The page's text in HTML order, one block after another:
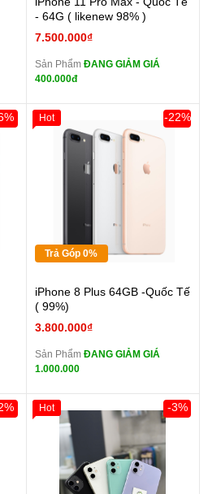
- 64G ( likenew 98% )
7.500.000₫
Sản Phẩm ĐANG GIẢM GIÁ
400.000đ
Trả Góp 0%
iPhone 8 Plus 64GB -Quốc Tế
( 99%)
3.800.000₫
-22%
Sản Phẩm ĐANG GIẢM GIÁ
1.000.000
Hot
-3%
Hot